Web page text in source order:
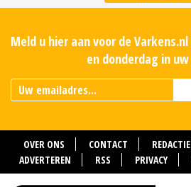
Meld u hier aan voor de
en donderdag in
OVER ONS CONTACT REDACTIE
ADVERTEREN
RSS PRIVACY